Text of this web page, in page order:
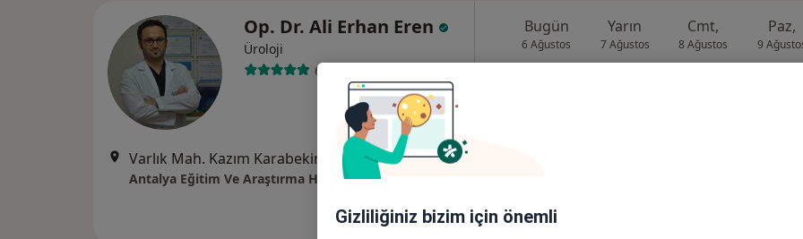
Op. Dr. Ali Erhan Eren
Üroloji
60 görüş
Varlık Mah. Kazım Karabekir Cad, Muratpaşa•Harita
Antalya Eğitim Ve Araştırma Hastanesi
Bugün
6 Ağustos
Yarın
7 Ağustos
Cmt,
8 Ağustos
Paz,
9
Gizliliğiniz bizim için önemli